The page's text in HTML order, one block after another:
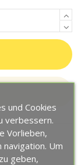
und Cookies
verbessern.
Vorlieben,
navigation. Um
geben,